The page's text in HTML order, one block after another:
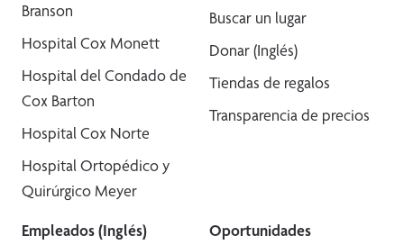
Branson
Hospital Cox Monett
Hospital del Condado de
Cox Barton
Hospital Cox Norte
Hospital Ortopédico y
Quirúrgico Meyer
Buscar un lugar
Donar (Inglés)
Tiendas de regalos
Transparencia de precios
Empleados (Inglés)
Oportunidades